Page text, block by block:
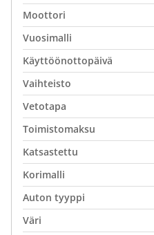
Moottori
Vuosimalli
Käyttöönottopäivä
Vaihteisto
Vetotapa
Toimistomaksu
Katsastettu
Korimalli
Auton tyyppi
Väri